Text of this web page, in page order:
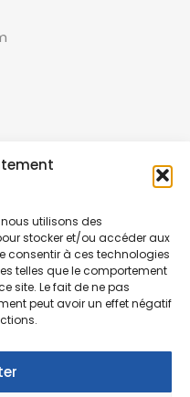
nous utilisons des
stocker et/ou accéder aux
consentir à ces technologies
telles que le comportement
site. Le fait de ne pas
peut avoir un effet négatif
les réseaux
ou
dernières